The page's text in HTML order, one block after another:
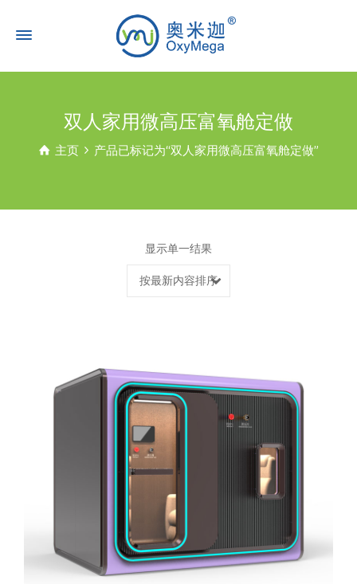
双人家用微高压富氧舱定做
主页 产品已标记为“双人家用微高压富氧舱定做”
显示单一结果
按最新内容排序